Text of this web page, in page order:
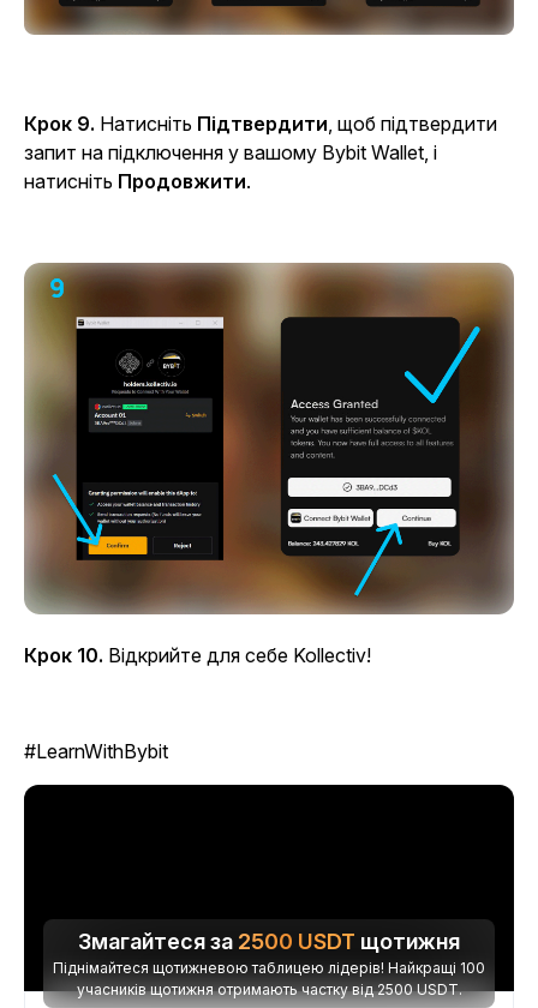
Крок 9. Натисніть Підтвердити, щоб підтвердити
запит на підключення у вашому Bybit Wallet, і
натисніть Продовжити.
Крок 10. Відкрийте для себе Kollectiv!
#LearnWithBybit
Змагайтеся за 2500 USDT щотижня
Піднімайтеся щотижневою таблицею лідерів! Найкращі 100
учасників щотижня отримають частку від 2500 USDT.